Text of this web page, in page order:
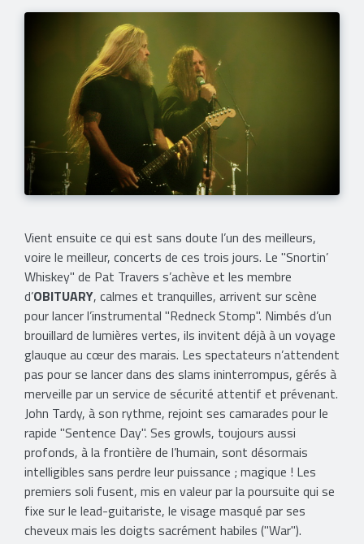
Vient ensuite ce qui est sans doute l’un des meilleurs,
voire le meilleur, concerts de ces trois jours. Le "Snortin’
Whiskey" de Pat Travers s’achève et les membre
d’OBITUARY, calmes et tranquilles, arrivent sur scène
pour lancer l’instrumental "Redneck Stomp". Nimbés d’un
brouillard de lumières vertes, ils invitent déjà à un voyage
glauque au cœur des marais. Les spectateurs n’attendent
pas pour se lancer dans des slams ininterrompus, gérés à
merveille par un service de sécurité attentif et prévenant.
John Tardy, à son rythme, rejoint ses camarades pour le
rapide "Sentence Day". Ses growls, toujours aussi
profonds, à la frontière de l’humain, sont désormais
intelligibles sans perdre leur puissance ; magique ! Les
premiers soli fusent, mis en valeur par la poursuite qui se
fixe sur le lead-guitariste, le visage masqué par ses
cheveux mais les doigts sacrément habiles ("War").